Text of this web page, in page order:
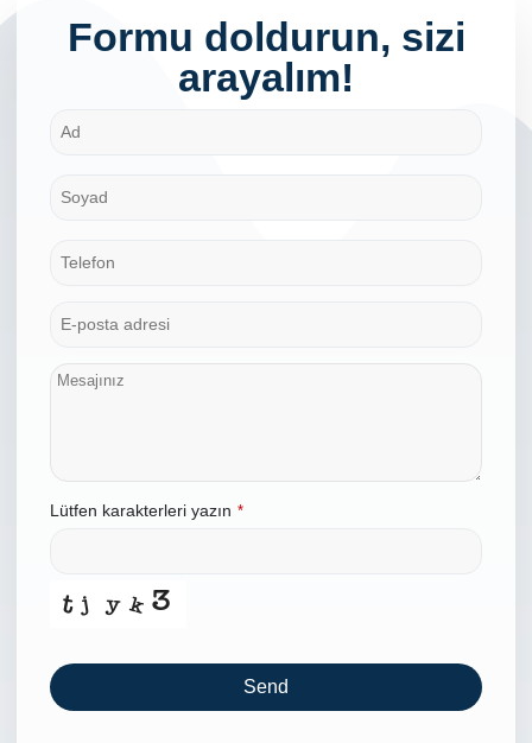
Formu doldurun, sizi
arayalım!
Lütfen karakterleri yazın *
Send